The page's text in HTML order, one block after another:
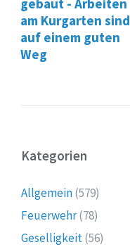
gebaut - Arbeiten
am Kurgarten sind
auf einem guten
Weg
Kategorien
Allgemein(579)
Feuerwehr(78)
Geselligkeit(56)